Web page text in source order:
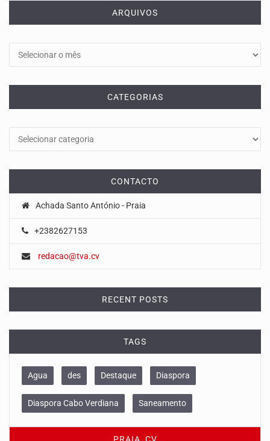
ARQUIVOS
CATEGORIAS
CONTACTO
Achada Santo António - Praia
+2382627153
redacao@tva.cv
RECENT POSTS
TAGS
Agua des Destaque Diaspora
Diaspora Cabo Verdiana Saneamento